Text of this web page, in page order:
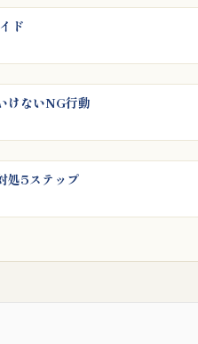
ド
けないNG行動
処5ステップ